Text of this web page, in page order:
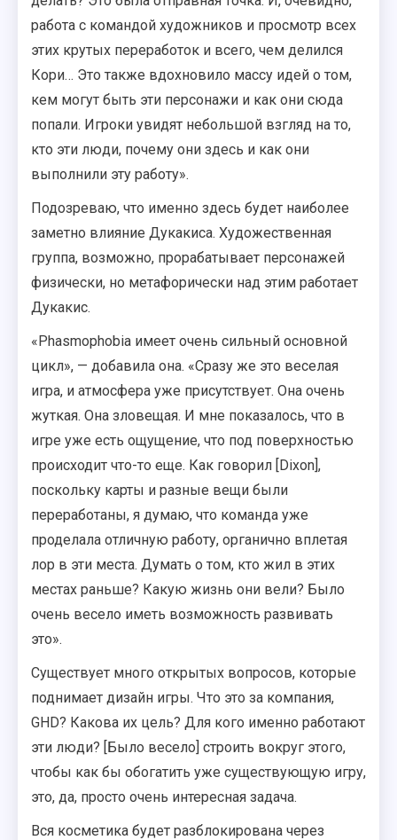
работа с командой художников и просмотр всех
этих крутых переработок и всего, чем делился
Кори… Это также вдохновило массу идей о том,
кем могут быть эти персонажи и как они сюда
попали. Игроки увидят небольшой взгляд на то,
кто эти люди, почему они здесь и как они
выполнили эту работу».
Подозреваю, что именно здесь будет наиболее
заметно влияние Дукакиса. Художественная
группа, возможно, прорабатывает персонажей
физически, но метафорически над этим работает
Дукакис.
«Phasmophobia имеет очень сильный основной
цикл», — добавила она. «Сразу же это веселая
игра, и атмосфера уже присутствует. Она очень
жуткая. Она зловещая. И мне показалось, что в
игре уже есть ощущение, что под поверхностью
происходит что-то еще. Как говорил [Dixon],
поскольку карты и разные вещи были
переработаны, я думаю, что команда уже
проделала отличную работу, органично вплетая
лор в эти места. Думать о том, кто жил в этих
местах раньше? Какую жизнь они вели? Было
очень весело иметь возможность развивать
это».
Существует много открытых вопросов, которые
поднимает дизайн игры. Что это за компания,
GHD? Какова их цель? Для кого именно работают
эти люди? [Было весело] строить вокруг этого,
чтобы как бы обогатить уже существующую игру,
это, да, просто очень интересная задача.
Вся косметика будет разблокирована через